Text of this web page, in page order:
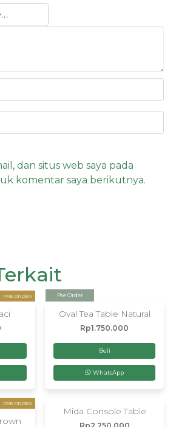
dan situs web saya pada
komentar saya berikutnya.
PRE ORDER Pre Order
Oval Tea Table Natural
Rp1.750.000
Beli
WhatsApp
PRE ORDER
Mida Console Table